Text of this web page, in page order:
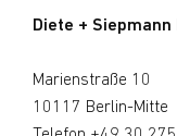
Diete +
Marienstraße 10
10117 Berlin-Mitte